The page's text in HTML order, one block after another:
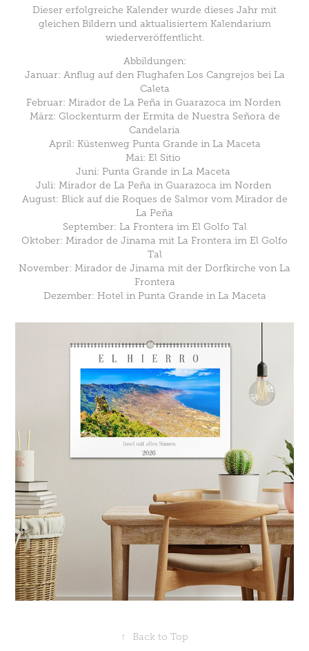
Dieser erfolgreiche Kalender wurde dieses Jahr mit
gleichen Bildern und aktualisiertem Kalendarium
wiederveröffentlicht.
Abbildungen:
Januar: Anflug auf den Flughafen Los Cangrejos bei La
Caleta
Februar: Mirador de La Peña in Guarazoca im Norden
März: Glockenturm der Ermita de Nuestra Señora de
Candelaria
April: Küstenweg Punta Grande in La Maceta
Mai: El Sitio
Juni: Punta Grande in La Maceta
Juli: Mirador de La Peña in Guarazoca im Norden
August: Blick auf die Roques de Salmor vom Mirador de
La Peña
September: La Frontera im El Golfo Tal
Oktober: Mirador de Jinama mit La Frontera im El Golfo
Tal
November: Mirador de Jinama mit der Dorfkirche von La
Frontera
Dezember: Hotel in Punta Grande in La Maceta
↑ Back to Top